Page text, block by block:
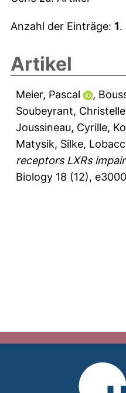
Anzahl der Einträge: 1.
Artikel
Meier, Pascal ,
Soubeyrant, Christelle
Joussineau, Cyrille,
Matysik, Silke,
receptors LXRs
Biology 18 (12),